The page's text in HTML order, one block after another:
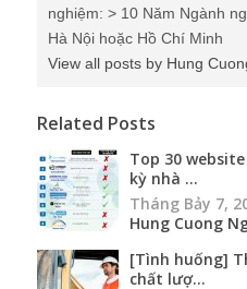
nghiệm: > 10 Năm Ngành
Hà Nội hoặc Hồ Chí Minh
View all posts by Hung
Related Posts
Top 30
kỳ nhà ...
Tháng Bảy 7,
Hung Cuong
[Tình huống]
chất lượ...